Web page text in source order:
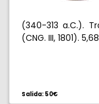
(340-313 a.C.).
(CNG. III, 1801).
Salida: 50€